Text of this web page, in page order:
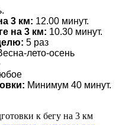
3 км: 12.00 минут.
на 3 км: 10.30 минут.
5 раз
лето-осень
Минимум 40 минут.
к бегу на 3 км